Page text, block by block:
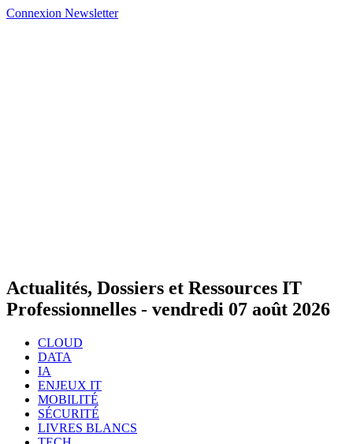
Connexion Newsletter
Actualités, Dossiers et Ressources IT
Professionnelles - vendredi 07 août 2026
CLOUD
DATA
IA
ENJEUX IT
MOBILITÉ
SÉCURITÉ
LIVRES BLANCS